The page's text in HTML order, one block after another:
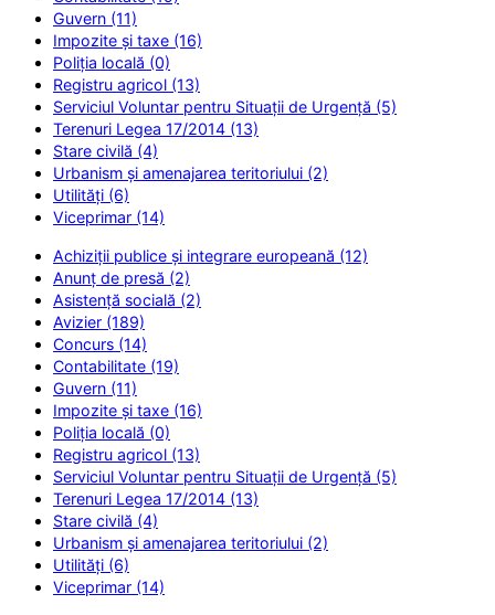
Guvern (11)
Impozite și taxe (16)
Poliția locală (0)
Registru agricol (13)
Serviciul Voluntar pentru Situații de Urgență (5)
Terenuri Legea 17/2014 (13)
Stare civilă (4)
Urbanism și amenajarea teritoriului (2)
Utilități (6)
Viceprimar (14)
Achiziții publice și integrare europeană (12)
Anunț de presă (2)
Asistență socială (2)
Avizier (189)
Concurs (14)
Contabilitate (19)
Guvern (11)
Impozite și taxe (16)
Poliția locală (0)
Registru agricol (13)
Serviciul Voluntar pentru Situații de Urgență (5)
Terenuri Legea 17/2014 (13)
Stare civilă (4)
Urbanism și amenajarea teritoriului (2)
Utilități (6)
Viceprimar (14)